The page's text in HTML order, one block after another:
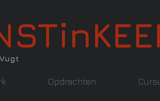
Opdrachten